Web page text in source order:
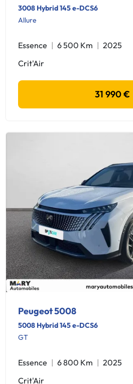
3008 Hybrid 145 e-DCS6
Allure
Essence 6 500 Km
2025
Crit'Air
31 990 €
Peugeot 5008
5008 Hybrid 145 e-DCS6
GT
Essence 6 800 Km
2025
Crit'Air